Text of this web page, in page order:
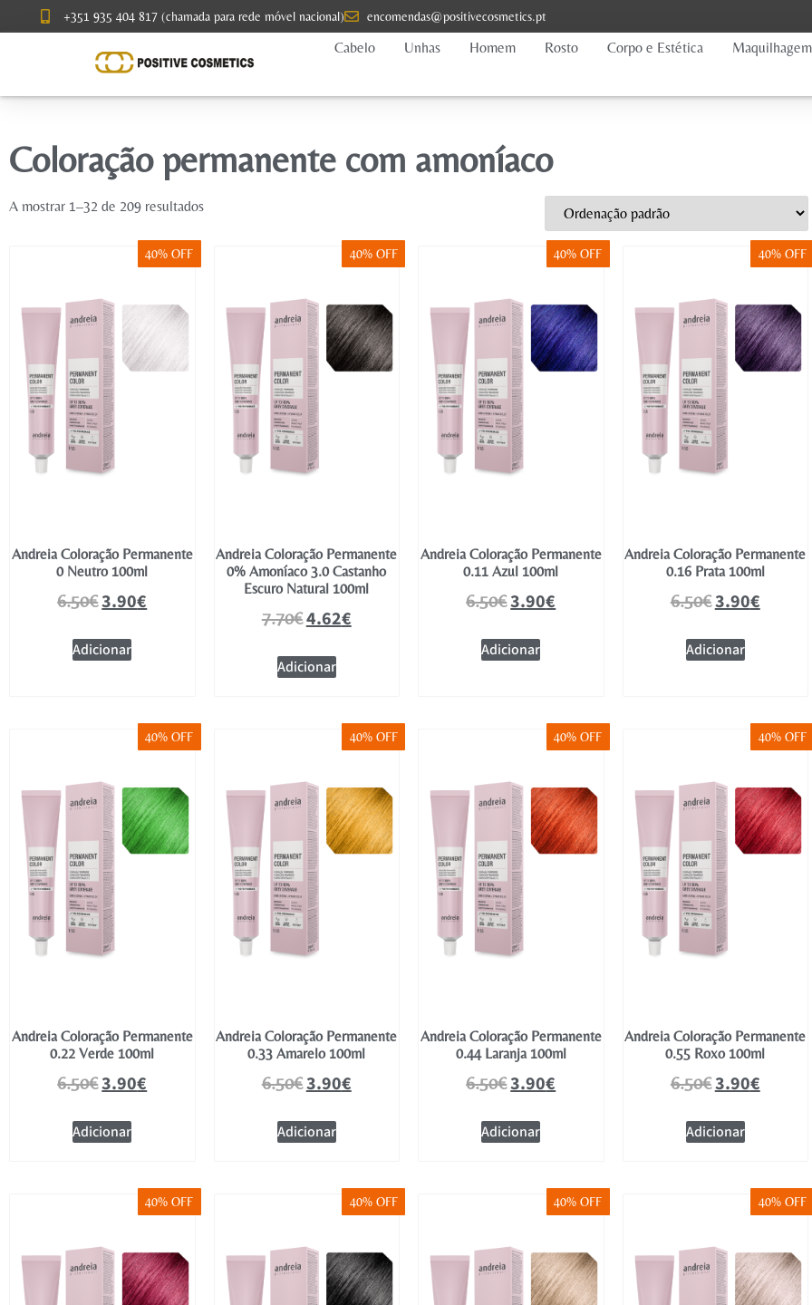
+351 935 404 817 (chamada para rede móvel nacional) encomendas@positivecosmetics.pt
Cabelo
Unhas Homem Rosto Corpo e Estética Maquilhagem
Coloração permanente com amoníaco
A mostrar 1–32 de 209 resultados
40% OFF
Andreia Coloração Permanente
0 Neutro 100ml
6.50€3.90€
Adicionar
40% OFF
Andreia Coloração Permanente
0% Amoníaco 3.0 Castanho
Escuro Natural 100ml
7.70€4.62€
Adicionar
40% OFF
Andreia Coloração Permanente
0.11 Azul 100ml
6.50€3.90€
Adicionar
40% OFF
Andreia Coloração Permanente
0.16 Prata 100ml
6.50€3.90€
Adicionar
40% OFF
Andreia Coloração Permanente
0.22 Verde 100ml
6.50€3.90€
Adicionar
40% OFF
Andreia Coloração Permanente
0.33 Amarelo 100ml
6.50€3.90€
Adicionar
40% OFF
Andreia Coloração Permanente
0.44 Laranja 100ml
6.50€3.90€
Adicionar
40% OFF
Andreia Coloração Permanente
0.55 Roxo 100ml
6.50€3.90€
Adicionar
40% OFF 40% OFF 40% OFF 40% OFF